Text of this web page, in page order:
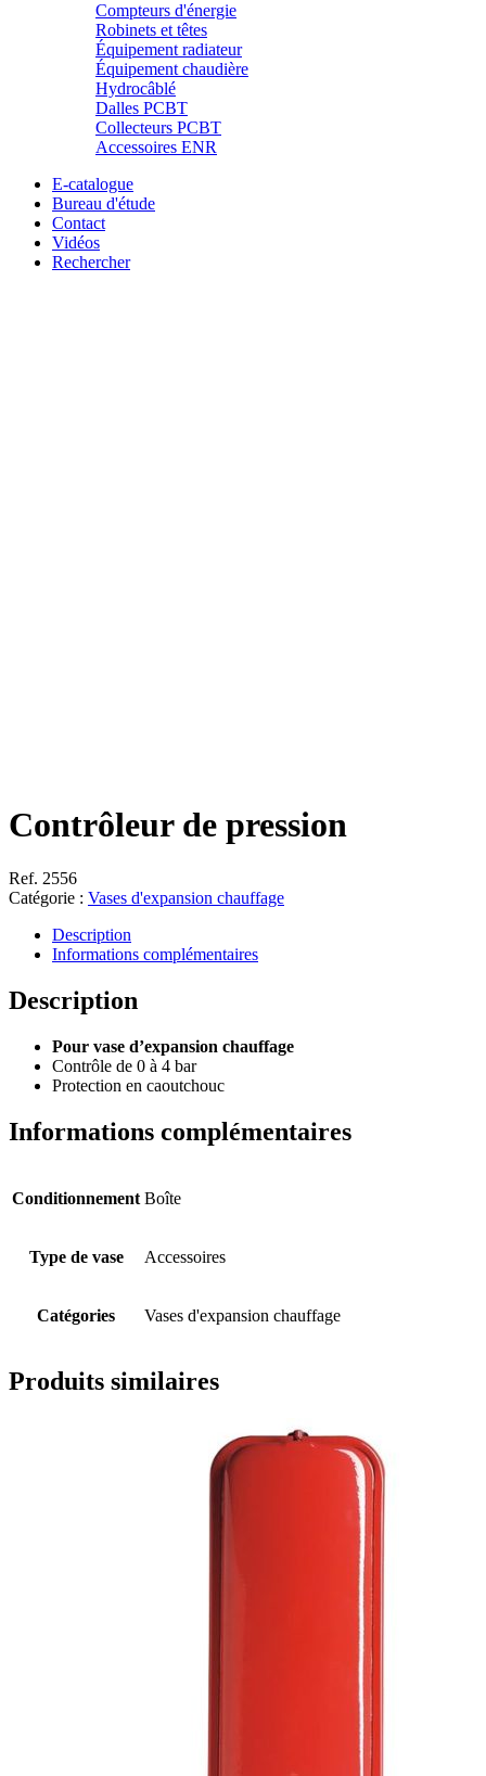
Compteurs d'énergie
Robinets et têtes
Équipement radiateur
Équipement chaudière
Hydrocâblé
Dalles PCBT
Collecteurs PCBT
Accessoires ENR
E-catalogue
Bureau d'étude
Contact
Vidéos
Rechercher
Contrôleur de pression
Ref. 2556
Catégorie : Vases d'expansion chauffage
Description
Informations complémentaires
Description
Pour vase d’expansion chauffage
Contrôle de 0 à 4 bar
Protection en caoutchouc
Informations complémentaires
Conditionnement Boîte
Type de vase Accessoires
Catégories Vases d'expansion chauffage
Produits similaires